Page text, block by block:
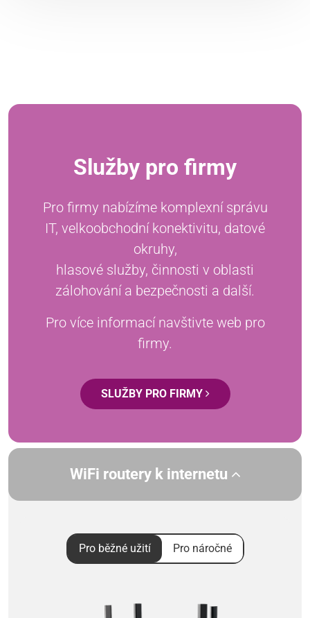
Služby pro firmy
Pro firmy nabízíme komplexní správu
IT, velkoobchodní konektivitu, datové
okruhy,
hlasové služby, činnosti v oblasti
zálohování a bezpečnosti a další.
Pro více informací navštivte web pro
firmy.
SLUŽBY PRO FIRMY
WiFi routery k internetu
Pro běžné užití Pro náročné